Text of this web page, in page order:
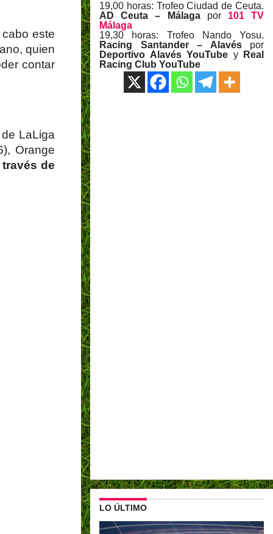
este
quien
contar
LaLiga
Orange
de
19,00 horas: Trofeo Ciudad de Ceuta.
AD Ceuta – Málaga por 101 TV
Málaga
19,30 horas: Trofeo Nando Yosu.
Racing Santander – Alavés por
Deportivo Alavés YouTube y
Real
Racing Club YouTube
LO ÚLTIMO